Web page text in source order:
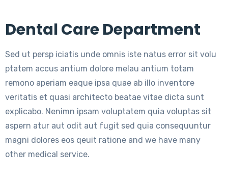
Dental Care Department
Sed ut persp iciatis unde omnis iste natus error sit volu
ptatem accus antium dolore melau antium totam
remono aperiam eaque ipsa quae ab illo inventore
veritatis et quasi architecto beatae vitae dicta sunt
explicabo. Nenimn ipsam voluptatem quia voluptas sit
aspern atur aut odit aut fugit sed quia consequuntur
magni dolores eos qeuit ratione and we have many
other medical service.